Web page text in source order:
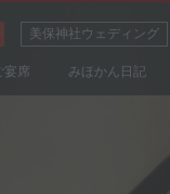
美保神社ウェディング
宴席 みほかん日記